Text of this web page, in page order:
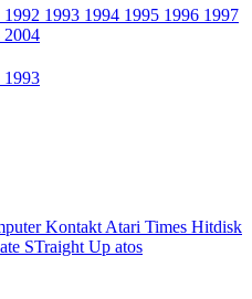
1992 1993 1994 1995 1996 1997
2004
1993
Kontakt Atari Times Hitdisk
STraight Up atos